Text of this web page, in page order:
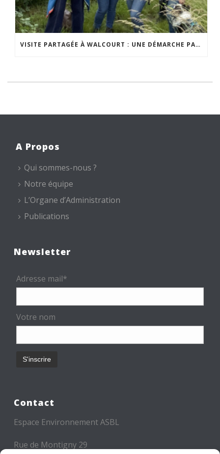
VISITE PARTAGÉE À WALCOURT : UNE DÉMARCHE PARTICIPATIVE ANIMÉE PAR ESPACE ENVIRONNEMENT
A Propos
Qui sommes-nous ?
Notre équipe
L’Organe d’Administration
Publications
Newsletter
Adresse mail*
Votre nom
Contact
Espace Environnement ASBL
Rue de Montigny 29